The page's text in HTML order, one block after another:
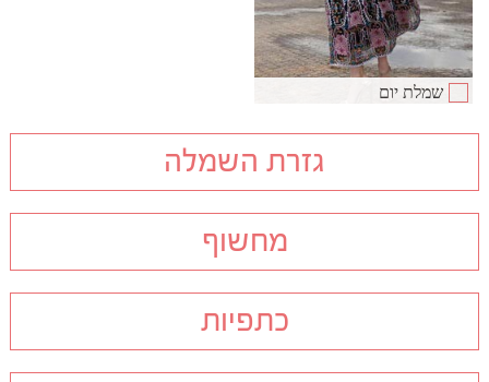
שמלת יום
גזרת השמלה
מחשוף
כתפיות